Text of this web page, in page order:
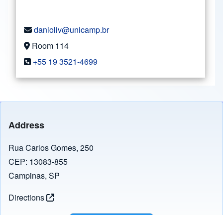
danioliv@unicamp.br
Room 114
+55 19 3521-4699
Address
Rua Carlos Gomes, 250
CEP: 13083-855
Campinas, SP
Directions